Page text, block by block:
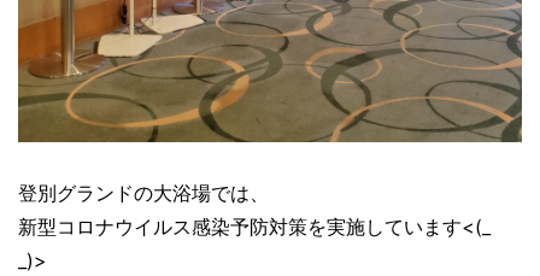
登別グランドの大浴場では、
新型コロナウイルス感染予防対策を実施しています<(_
_)>